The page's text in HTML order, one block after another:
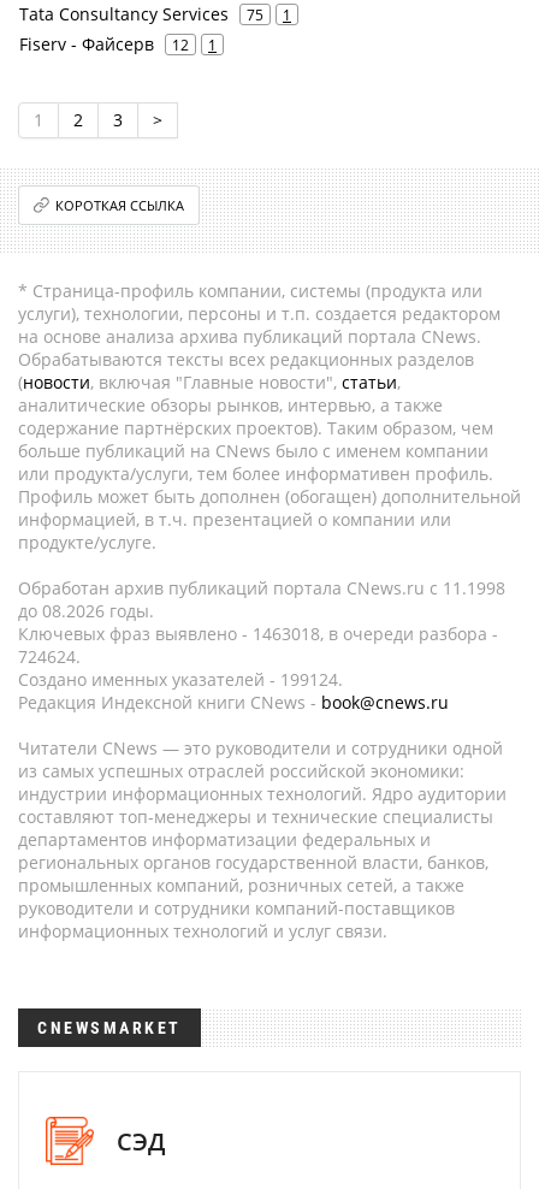
Tata Consultancy Services 75 1
Fiserv - Файсерв 12 1
1 2 3 >
КОРОТКАЯ ССЫЛКА
* Страница-профиль компании, системы (продукта или
услуги), технологии, персоны и т.п. создается редактором
на основе анализа архива публикаций портала CNews.
Обрабатываются тексты всех редакционных разделов
(новости, включая "Главные новости", статьи,
аналитические обзоры рынков, интервью, а также
содержание партнёрских проектов). Таким образом, чем
больше публикаций на CNews было с именем компании
или продукта/услуги, тем более информативен профиль.
Профиль может быть дополнен (обогащен) дополнительной
информацией, в т.ч. презентацией о компании или
продукте/услуге.
Обработан архив публикаций портала CNews.ru c 11.1998
до 08.2026 годы.
Ключевых фраз выявлено - 1463018, в очереди разбора -
724624.
Создано именных указателей - 199124.
Редакция Индексной книги CNews - book@cnews.ru
Читатели CNews — это руководители и сотрудники одной
из самых успешных отраслей российской экономики:
индустрии информационных технологий. Ядро аудитории
составляют топ-менеджеры и технические специалисты
департаментов информатизации федеральных и
региональных органов государственной власти, банков,
промышленных компаний, розничных сетей, а также
руководители и сотрудники компаний-поставщиков
информационных технологий и услуг связи.
CNEWSMARKET
СЭД